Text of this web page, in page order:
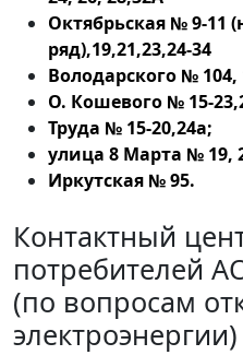
Октябрьская № 9-11
ряд),19,21,23,24-34
Володарского № 104,
О. Кошевого № 15-
Труда № 15-20,24а;
улица 8 Марта № 19,
Иркутская № 95.
Контактный
потребителей
(по вопросам
электроэнергии)